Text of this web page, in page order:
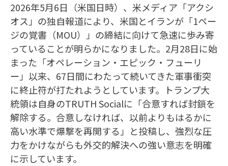
2026年5月6日（米国日時）、米メディア「アクシ
オス」の独自報道により、米国とイランが「1ペー
ジの覚書（MOU）」の締結に向けて急速に歩み寄
っていることが明らかになりました。2月28日に始
まった「オペレーション・エピック・フューリ
ー」以来、67日間にわたって続いてきた軍事衝突
に終止符が打たれようとしています。トランプ大
統領は自身のTRUTH Socialに「合意すれば封鎖を
解除する。合意しなければ、以前よりもはるかに
高い水準で爆撃を再開する」と投稿し、強烈な圧
力をかけながらも外交的解決への強い意志を明確
に示しています。